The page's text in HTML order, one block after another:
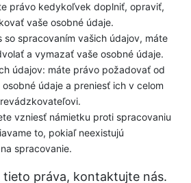
právo kedykoľvek doplniť, opraviť,
vaše osobné údaje.
so spracovaním vašich údajov, máte
a vymazať vaše osobné údaje.
údajov: máte právo požadovať od
údaje a preniesť ich v celom
vzniesť námietku proti spracovaniu
to, pokiaľ neexistujú
spracovanie.
práva, kontaktujte nás.